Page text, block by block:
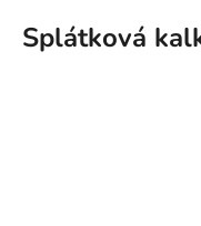
Splátková